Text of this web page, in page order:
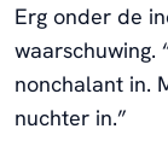
Erg onder de
waarschuwing.
nonchalant in.
nuchter in.”